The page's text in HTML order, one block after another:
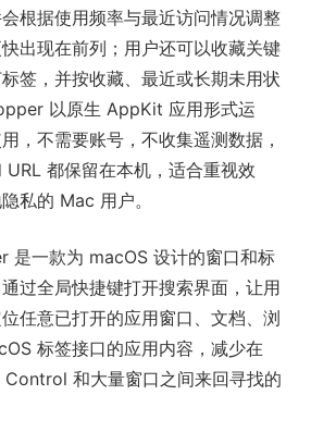
根据使用频率与最近访问情况调整
出现在前列；用户还可以收藏关键
签，并按收藏、最近或长期未用状
以原生 AppKit 应用形式运
，不需要账号，不收集遥测数据，
URL 都保留在本机，适合重视效
私的 Mac 用户。
是一款为 macOS 设计的窗口和标
过全局快捷键打开搜索界面，让用
任意已打开的应用窗口、文档、浏
标签接口的应用内容，减少在
和大量窗口之间来回寻找的